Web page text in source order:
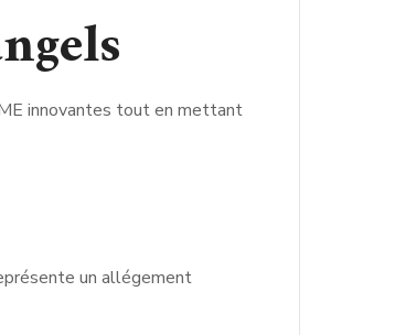
innovantes tout en mettant
un allégement